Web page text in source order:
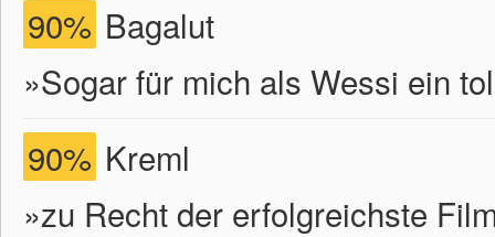
90% Bagalut
»Sogar für mich als Wessi ein
90% Kreml
»zu Recht der erfolgreichste